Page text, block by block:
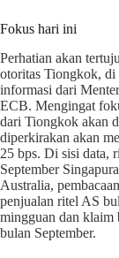
Fokus hari ini
Perhatian akan
otoritas Tiongkok, di
informasi dari
ECB. Mengingat
dari Tiongkok akan
diperkirakan akan
25 bps. Di sisi data,
September
Australia,
penjualan ritel AS
mingguan dan klaim
bulan September.